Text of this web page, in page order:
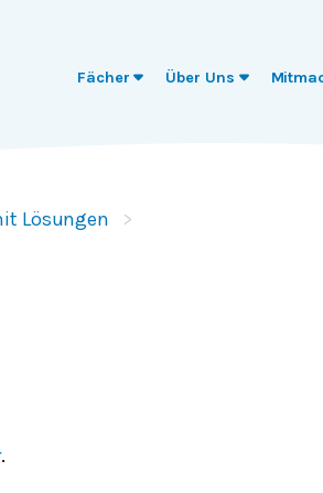
Fächer Über Uns
Lösungen
.